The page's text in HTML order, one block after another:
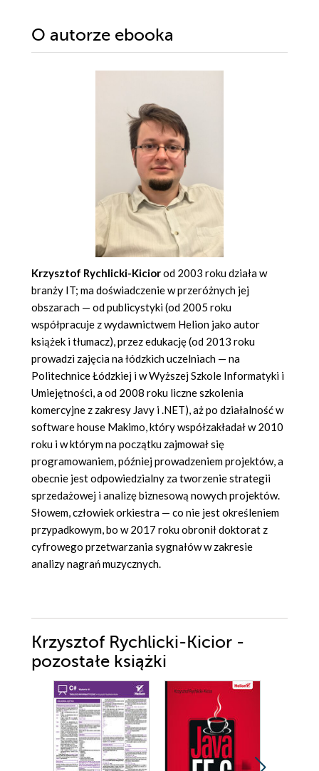
O autorze ebooka
Krzysztof Rychlicki-Kiciorod 2003 roku działa w
branży IT; ma doświadczenie w przeróżnych jej
obszarach — od publicystyki (od 2005 roku
współpracuje z wydawnictwem Helion jako autor
książek i tłumacz), przez edukację (od 2013 roku
prowadzi zajęcia na łódzkich uczelniach — na
Politechnice Łódzkiej i w Wyższej Szkole Informatyki i
Umiejętności, a od 2008 roku liczne szkolenia
komercyjne z zakresy Javy i .NET), aż po działalność w
software house Makimo, który współzakładał w 2010
roku i w którym na początku zajmował się
programowaniem, później prowadzeniem projektów, a
obecnie jest odpowiedzialny za tworzenie strategii
sprzedażowej i analizę biznesową nowych projektów.
Słowem, człowiek orkiestra — co nie jest określeniem
przypadkowym, bo w 2017 roku obronił doktorat z
cyfrowego przetwarzania sygnałów w zakresie
analizy nagrań muzycznych.
Krzysztof Rychlicki-Kicior -
pozostałe książki